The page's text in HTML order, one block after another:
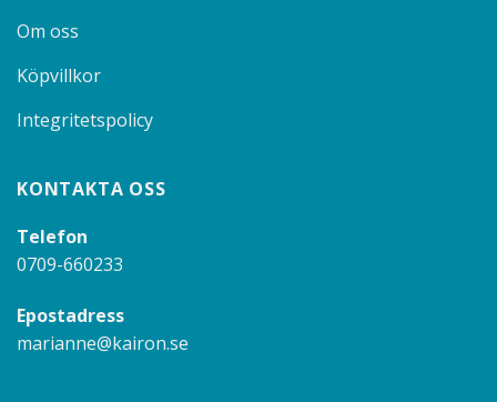
Om oss
Köpvillkor
Integritetspolicy
KONTAKTA OSS
Telefon
0709-660233
Epostadress
marianne@kairon.se